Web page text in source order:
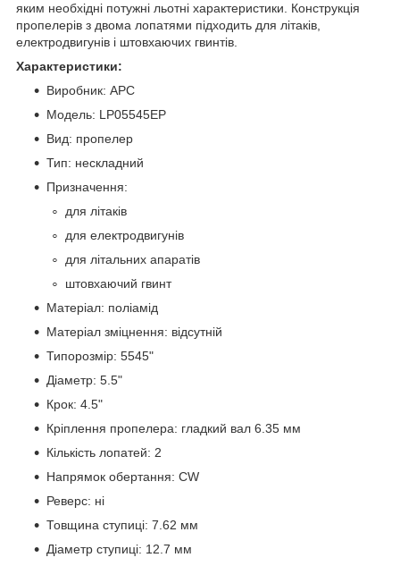
яким необхідні потужні льотні характеристики. Конструкція
пропелерів з двома лопатями підходить для літаків,
електродвигунів і штовхаючих гвинтів.
Характеристики:
Виробник: APC
Модель: LP05545EP
Вид: пропелер
Тип: нескладний
Призначення:
для літаків
для електродвигунів
для літальних апаратів
штовхаючий гвинт
Матеріал: поліамід
Матеріал зміцнення: відсутній
Типорозмір: 5545"
Діаметр: 5.5"
Крок: 4.5"
Кріплення пропелера: гладкий вал 6.35 мм
Кількість лопатей: 2
Напрямок обертання: CW
Реверс: ні
Товщина ступиці: 7.62 мм
Діаметр ступиці: 12.7 мм